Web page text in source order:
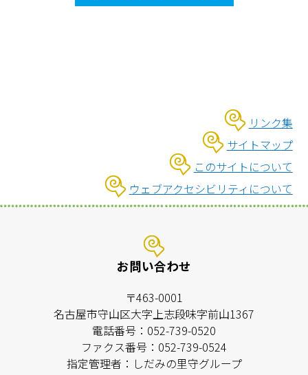
リンク集
サイトマップ
このサイトについて
ウェブアクセシビリティについて
お問い合わせ
〒463-0001
名古屋市守山区大字上志段味字前山1367
電話番号：052-739-0520
ファクス番号：052-739-0524
指定管理者：しだみの里守グループ